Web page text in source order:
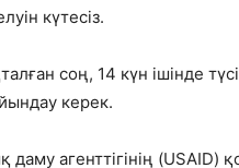
күтесіз.
соң, 14 күн ішінде
керек.
агенттігінің (USAID)